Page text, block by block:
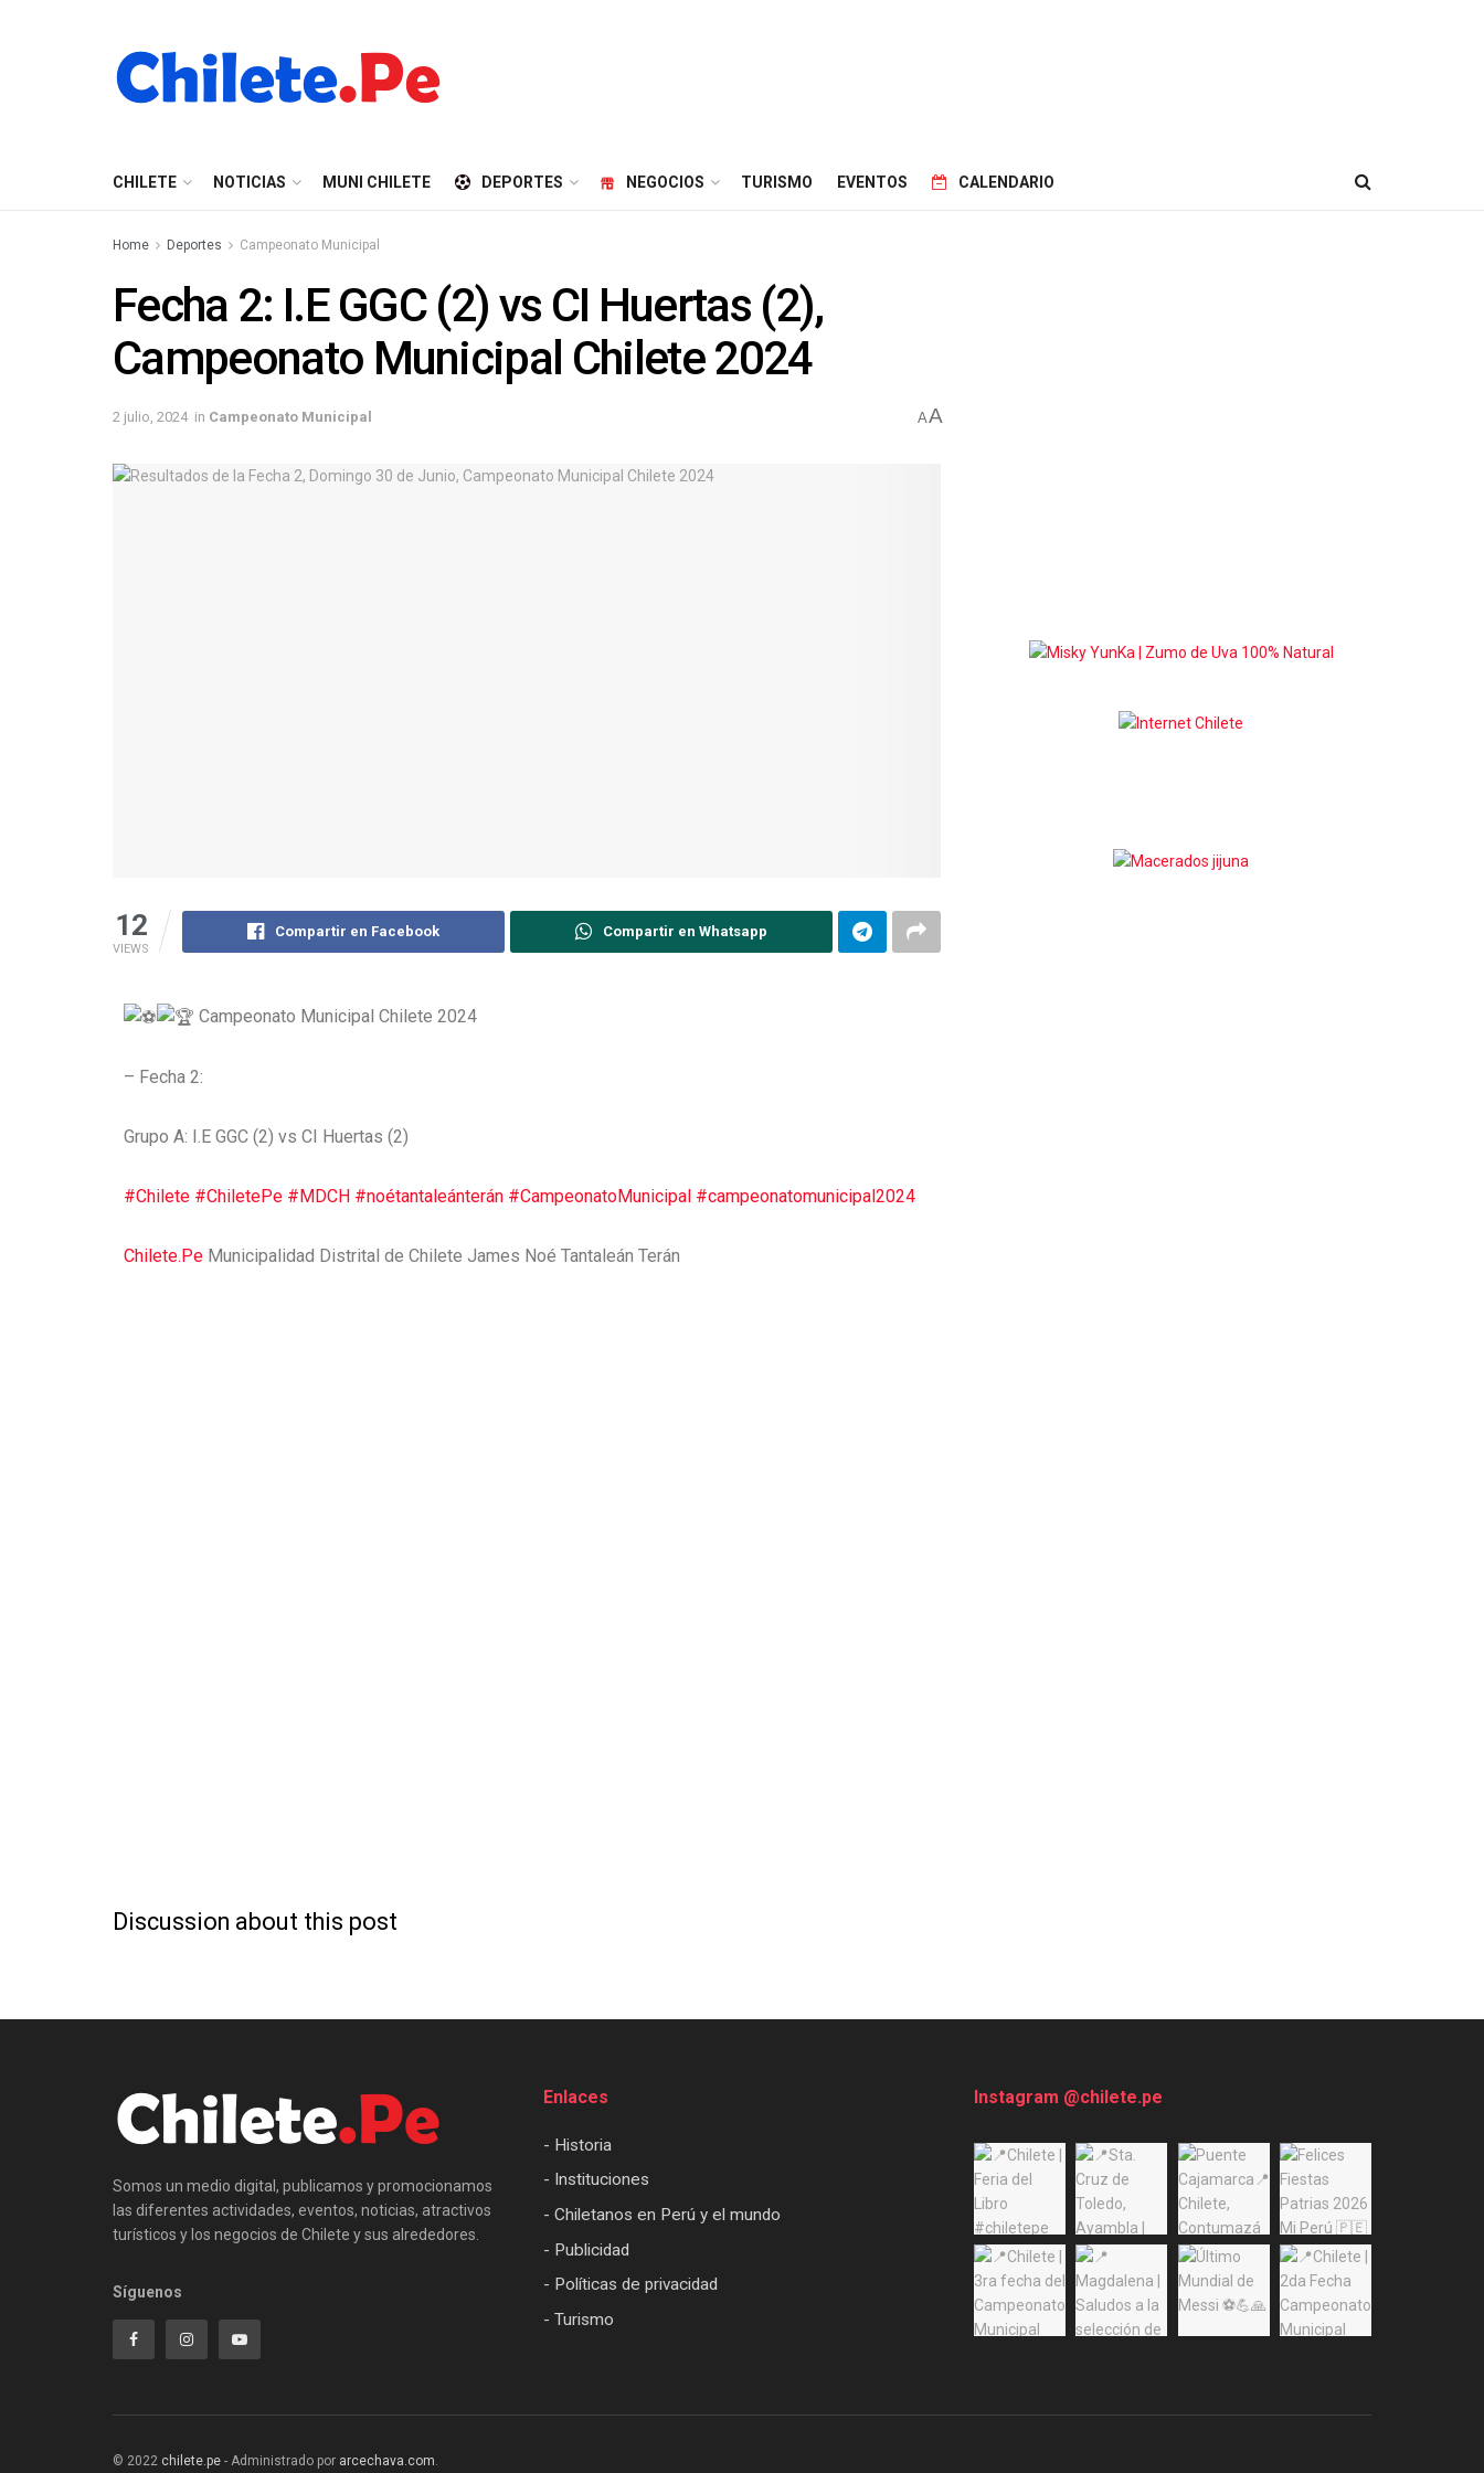
CHILETE NOTICIAS MUNI CHILETE DEPORTES NEGOCIOS TURISMO EVENTOS CALENDARIO
Home Deportes Campeonato Municipal
Fecha 2: I.E GGC (2) vs CI Huertas (2),
Campeonato Municipal Chilete 2024
2 julio, 2024 in Campeonato Municipal AA
12
VIEWS
Compartir en Facebook Compartir en Whatsapp
Campeonato Municipal Chilete 2024
– Fecha 2:
Grupo A: I.E GGC (2) vs CI Huertas (2)
#Chilete #ChiletePe #MDCH #noétantaleánterán #CampeonatoMunicipal #campeonatomunicipal2024
Chilete.Pe Municipalidad Distrital de Chilete James Noé Tantaleán Terán
Discussion about this post
Somos un medio digital, publicamos y promocionamos
las diferentes actividades, eventos, noticias, atractivos
turísticos y los negocios de Chilete y sus alrededores.
Síguenos
Enlaces
- Historia
- Instituciones
- Chiletanos en Perú y el mundo
- Publicidad
- Políticas de privacidad
- Turismo
Instagram @chilete.pe
© 2022 chilete.pe - Administrado por arcechava.com